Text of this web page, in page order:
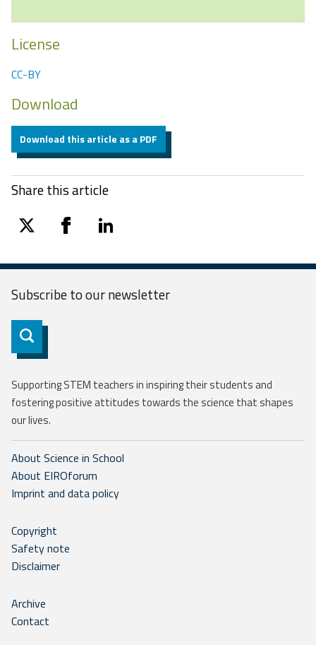
License
CC-BY
Download
Download this article as a PDF
Share this article
twitter facebooklinkedin
Subscribe to ournewsletter
Subscribe
Supporting STEM teachers in inspiring their students and
fostering positive attitudes towards the science that shapes
our lives.
About Science in School
About EIROforum
Imprint and data policy
Copyright
Safety note
Disclaimer
Archive
Contact